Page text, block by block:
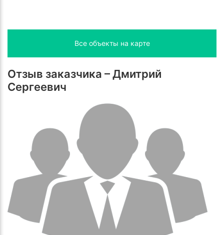
Все объекты на карте
Отзыв заказчика – Дмитрий
Сергеевич